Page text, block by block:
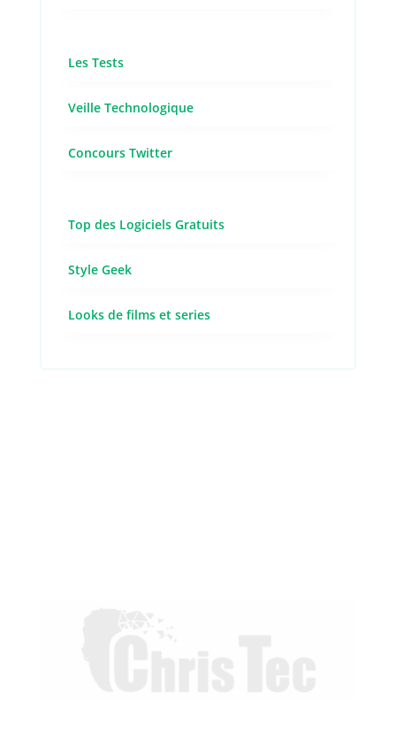
Les Tests
Veille Technologique
Concours Twitter
Top des Logiciels Gratuits
Style Geek
Looks de films et series